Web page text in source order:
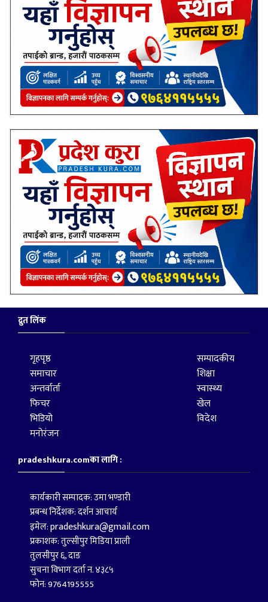
द्रुत लिंक
गृहपृष्ठ
समाचार
अन्तर्वार्ता
फिचर
भिडियो
मनोरंजन
सम्पादकीय
शिक्षा
स्वास्थ्य
खेल
विदेश
pradeshkura.comका लागि :
कार्यकारी सम्पादक: उमा भण्डारी
प्रबन्ध निर्देशक: दर्शन आचार्य
इमेल:pradeshkura@gmail.com
प्रकाशक: तुल्सीपुर मिडिया प्राली
तुलसीपुर ६, दाङ
सुचना विभाग दर्ता न. ४३८५
फोन: 9764195555